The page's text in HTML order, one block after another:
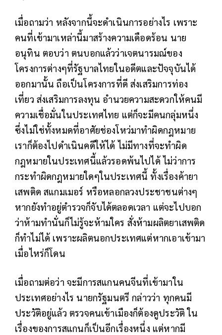
เมื่อถามว่า หลังจากนี้จะดำเนินการอย่างไร เพราะ
คนที่เข้ามาเหล่านี้มาสร้างความเดือดร้อน นาย
อนุทิน ตอบว่า ตนบอกแล้วว่าเจตนารมณ์ของ
โครงการต่างๆที่รัฐบาลไทยในอดีตและปัจจุบันได้
ออกมานั้น ถือเป็นโครงการที่ดี ส่งเสริมการท่อง
เที่ยว ส่งเสริมการลงทุน อำนวยความสะดวกให้คนมี
ความเชื่อมั่นในประเทศไทย แต่ก็จะมีคนกลุ่มหนึ่ง
ซึ่งไม่ใช่ทั้งหมดที่อาศัยช่องโหว่มาทำผิดกฎหมาย
เราก็ต้องไปดำเนินคดีให้ได้ ไม่มีทางที่จะทำผิด
กฎหมายในประเทศนี้แล้วรอดพ้นไปได้ ไม่ว่าการ
กระทำผิดกฎหมายใดๆในประเทศนี้ ทั้งเรื่องค้ายา
เสพติด สแกมเมอร์ หรือหลอกลวงประชาชนต่างๆ
หากยังทำอยู่ตำรวจก็จับได้ตลอดเวลา แต่จะไปบอก
ว่าห้ามทำนั่นก็ไม่รู้จะห้ามใคร สั่งห้ามผลิตยาเสพติด
ก็ทำไม่ได้ เพราะผลิตนอกประเทศแต่หากเอาเข้ามา
เมื่อไหร่ก็โดน
เมื่อถามต่อว่า จะมีการสแกนคนจีนที่เข้ามาใน
ประเทศอย่างไร นายกรัฐมนตรี กล่าวว่า ทุกคนมี
ประวัติอยู่แล้ว ตรวจคนเข้าเมืองก็ต้องดูประวัติ ใน
เรื่องของการสแกนก็เป็นอีกเรื่องหนึ่ง แต่หากมี